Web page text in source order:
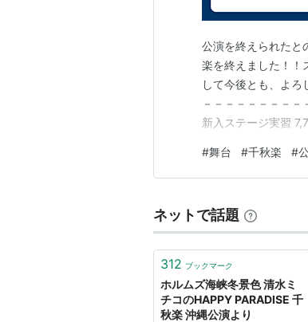
公演を終えられたと
楽を終えました！！
して今後とも、よろ
－－－－－－－－
新入ステージ実習
B014 ［fukugen（
#舞台 #千秋楽 #
ネットで話題
312 ブックマーク
ホルムズ海峡冬景色 清⽔ミ
チコのHAPPY PARADISE 千
秋楽 沖縄公演より